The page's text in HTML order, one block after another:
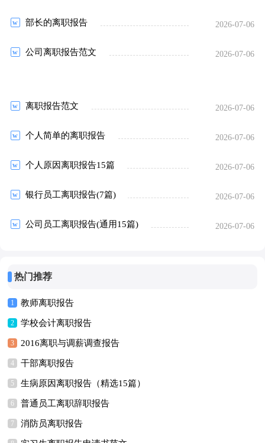
部长的离职报告 2026-07-06
公司离职报告范文 2026-07-06
离职报告范文 2026-07-06
个人简单的离职报告 2026-07-06
个人原因离职报告15篇 2026-07-06
银行员工离职报告(7篇) 2026-07-06
公司员工离职报告(通用15篇) 2026-07-06
热门推荐
1 教师离职报告
2 学校会计离职报告
3 2016离职与调薪调查报告
4 干部离职报告
5 生病原因离职报告（精选15篇）
6 普通员工离职辞职报告
7 消防员离职报告